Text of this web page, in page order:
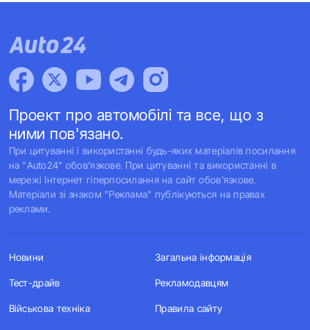
Проект про автомобілі та все, що з
ними пов'язано.
При цитуванні і використанні будь-яких матеріалів посилання
на "Auto24" обов'язкове. При цитуванні та використанні в
мережі Інтернет гіперпосилання на сайт обов'язкове.
Матеріали зі знаком "Реклама" публікуються на правах
реклами.
Новини
Тест-драйв
Військова техніка
Загальна інформація
Рекламодавцям
Правила сайту